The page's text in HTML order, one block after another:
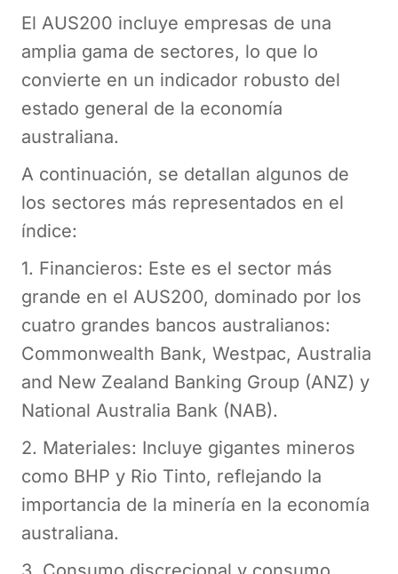
El AUS200 incluye empresas de una
amplia gama de sectores, lo que lo
convierte en un indicador robusto del
estado general de la economía
australiana.
A continuación, se detallan algunos de
los sectores más representados en el
índice:
1. Financieros: Este es el sector más
grande en el AUS200, dominado por los
cuatro grandes bancos australianos:
Commonwealth Bank, Westpac, Australia
and New Zealand Banking Group (ANZ) y
National Australia Bank (NAB).
2. Materiales: Incluye gigantes mineros
como BHP y Rio Tinto, reflejando la
importancia de la minería en la economía
australiana.